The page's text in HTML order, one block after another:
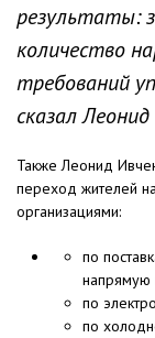
результаты:
количество
требований
сказал
Также Леонид
переход жителей
организациями:
по
напрямую
по
по